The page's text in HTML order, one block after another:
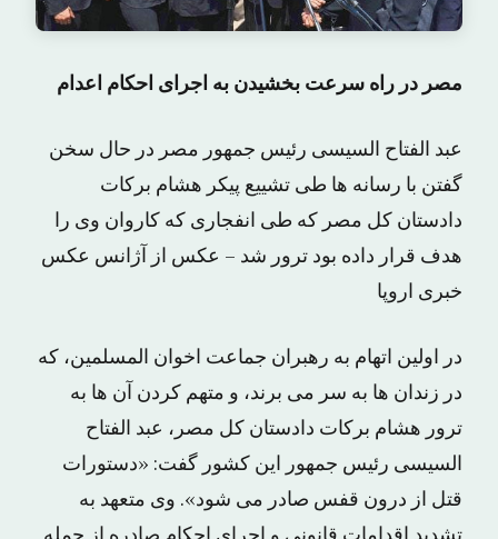
مصر در راه سرعت بخشیدن به اجرای احکام اعدام
عبد الفتاح السیسی رئیس جمهور مصر در حال سخن
گفتن با رسانه ها طی تشییع پیکر هشام برکات
دادستان کل مصر که طی انفجاری که کاروان وی را
هدف قرار داده بود ترور شد – عکس از آژانس عکس
خبری اروپا
در اولین اتهام به رهبران جماعت اخوان المسلمین، که
در زندان ها به سر می برند، و متهم کردن آن ها به
ترور هشام برکات دادستان کل مصر، عبد الفتاح
السیسی رئیس جمهور این کشور گفت: «دستورات
قتل از درون قفس صادر می شود». وی متعهد به